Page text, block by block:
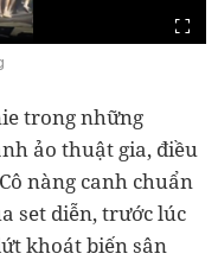
trong những
ảo thuật gia, điều
nàng canh chuẩn
set diễn, trước lúc
khoát biến sân